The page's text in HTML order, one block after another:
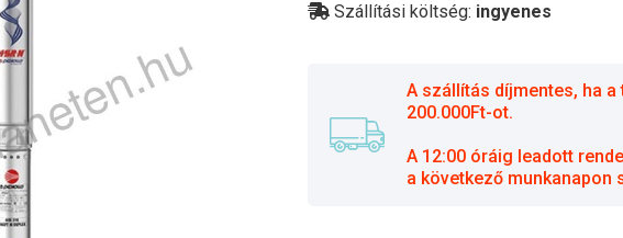
Szállítási költség: ingyenes
A szállítás díjmentes, ha
200.000Ft-ot.
A 12:00 óráig leadott
a következő munkanapon